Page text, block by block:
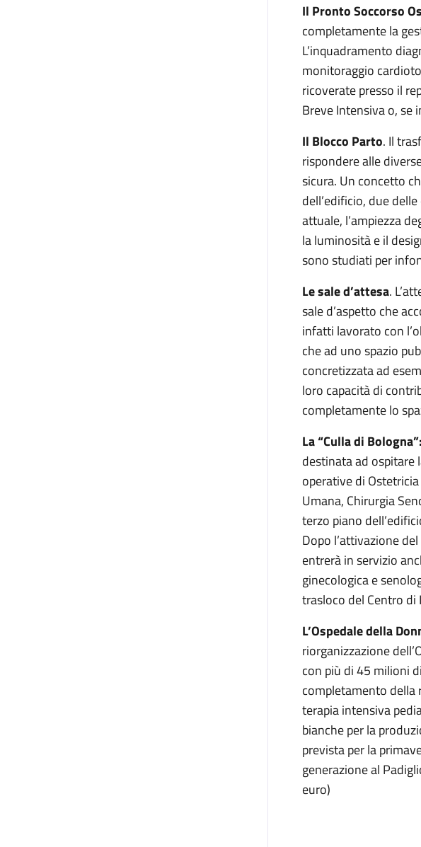
Il Pronto Soccorso
completamente la
L’inquadramento
monitoraggio
ricoverate presso il
Breve Intensiva o, se
Il Blocco Parto. Il
rispondere alle
sicura. Un concetto
dell’edificio, due
attuale, l’ampiezza
la luminosità e il
sono studiati per
Le sale d’attesa.
sale d’aspetto che
infatti lavorato con
che ad uno spazio
concretizzata ad
loro capacità di
completamente lo
La “Culla di
destinata ad ospitare
operative di
Umana, Chirurgia
terzo piano
Dopo l’attivazione
entrerà in servizio
ginecologica e
trasloco del Centro
L’Ospedale della
riorganizzazione
con più di 45 milioni
completamento della
terapia intensiva
bianche per la
prevista per la
generazione al
euro)